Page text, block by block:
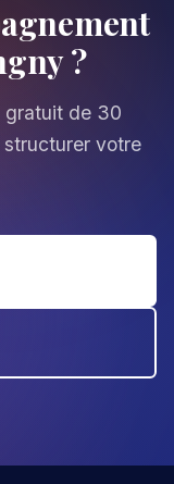
?
gratuit de 30
votre